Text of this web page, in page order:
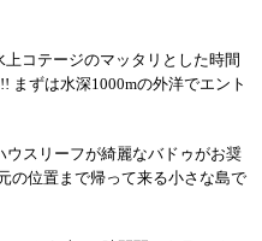
上コテージのマッタリとした時間
まずは水深1000mの外洋でエント
ウスリーフが綺麗なバドゥがお奨
の位置まで帰って来る小さな島で